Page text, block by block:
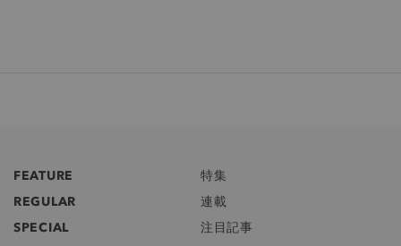
FEATURE
特集
REGULAR
連載
SPECIAL
注目記事